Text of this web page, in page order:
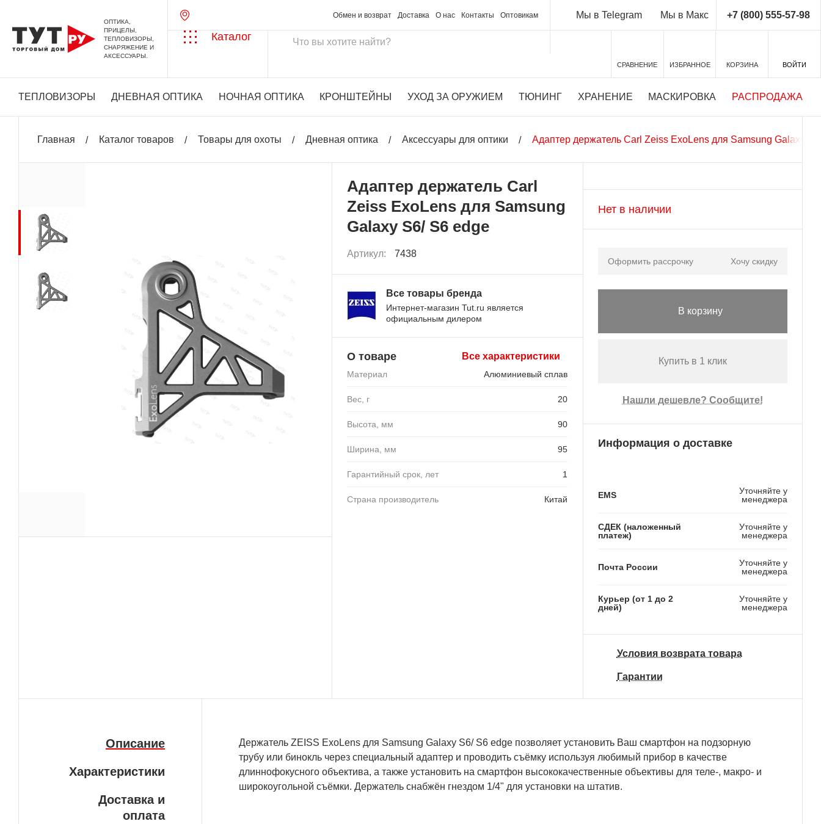
ОПТИКА,
ПРИЦЕЛЫ,
ТЕПЛОВИЗОРЫ,
СНАРЯЖЕНИЕ И
АКСЕССУАРЫ.
Обмен и возврат Доставка О нас Контакты Оптовикам Мы в Telegram Мы в Макс +7 (800) 555-57-98
Каталог
СРАВНЕНИЕ ИЗБРАННОЕ КОРЗИНА ВОЙТИ
ТЕПЛОВИЗОРЫ ДНЕВНАЯ ОПТИКА НОЧНАЯ ОПТИКА КРОНШТЕЙНЫ УХОД ЗА ОРУЖИЕМ ТЮНИНГ ХРАНЕНИЕ МАСКИРОВКА РАСПРОДАЖА
Главная Каталог товаров Товары для охоты Дневная оптика Аксессуары для оптики Адаптер держатель Carl Zeiss ExoLens для Samsung Galaxy
Адаптер держатель Carl
Zeiss ExoLens для Samsung
Galaxy S6/ S6 edge
Артикул: 7438
Все товары бренда
Интернет-магазин Tut.ru является
официальным дилером
О товаре Все характеристики
Материал Алюминиевый сплав
Вес, г 20
Высота, мм 90
Ширина, мм 95
Гарантийный срок, лет 1
Страна производитель Китай
Нет в наличии
Оформить рассрочку Хочу скидку
В корзину
Купить в 1 клик
Нашли дешевле? Сообщите!
Информация о доставке
EMS
Уточняйте у
менеджера
СДЕК (наложенный
платеж)
Уточняйте у
менеджера
Почта России
Уточняйте у
менеджера
Курьер (от 1 до 2
дней)
Уточняйте у
менеджера
Условия возврата товара
Гарантии
Описание
Характеристики
Доставка и
оплата
Держатель ZEISS ExoLens для Samsung Galaxy S6/ S6 edge позволяет установить Ваш смартфон на подзорную
трубу или бинокль через специальный адаптер и проводить съёмку используя любимый прибор в качестве
длиннофокусного объектива, а также установить на смартфон высококачественные объективы для теле-, макро- и
широкоугольной съёмки. Держатель снабжён гнездом 1/4" для установки на штатив.